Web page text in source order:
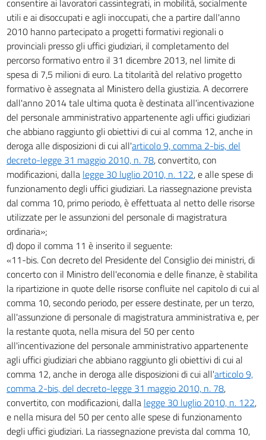
consentire ai lavoratori cassintegrati, in mobilità, socialmente
utili e ai disoccupati e agli inoccupati, che a partire dall'anno
2010 hanno partecipato a progetti formativi regionali o
provinciali presso gli uffici giudiziari, il completamento del
percorso formativo entro il 31 dicembre 2013, nel limite di
spesa di 7,5 milioni di euro. La titolarità del relativo progetto
formativo è assegnata al Ministero della giustizia. A decorrere
dall'anno 2014 tale ultima quota è destinata all'incentivazione
del personale amministrativo appartenente agli uffici giudiziari
che abbiano raggiunto gli obiettivi di cui al comma 12, anche in
deroga alle disposizioni di cui all'articolo 9, comma 2-bis, del
decreto-legge 31 maggio 2010, n. 78, convertito, con
modificazioni, dalla legge 30 luglio 2010, n. 122, e alle spese di
funzionamento degli uffici giudiziari. La riassegnazione prevista
dal comma 10, primo periodo, è effettuata al netto delle risorse
utilizzate per le assunzioni del personale di magistratura
ordinaria»;
d) dopo il comma 11 è inserito il seguente:
«11-bis. Con decreto del Presidente del Consiglio dei ministri, di
concerto con il Ministro dell'economia e delle finanze, è stabilita
la ripartizione in quote delle risorse confluite nel capitolo di cui al
comma 10, secondo periodo, per essere destinate, per un terzo,
all'assunzione di personale di magistratura amministrativa e, per
la restante quota, nella misura del 50 per cento
all'incentivazione del personale amministrativo appartenente
agli uffici giudiziari che abbiano raggiunto gli obiettivi di cui al
comma 12, anche in deroga alle disposizioni di cui all'articolo 9,
comma 2-bis, del decreto-legge 31 maggio 2010, n. 78,
convertito, con modificazioni, dalla legge 30 luglio 2010, n. 122,
e nella misura del 50 per cento alle spese di funzionamento
degli uffici giudiziari. La riassegnazione prevista dal comma 10,